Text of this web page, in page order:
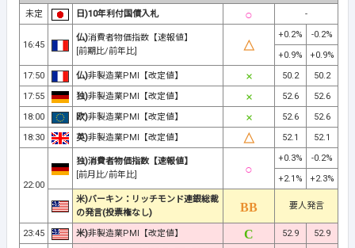
未定
日)10年利付国債入札 -
16:45
仏)消費者物価指数【速報値】
[前期比/前年比]
+0.2%
-0.2%
+0.9%
+0.9%
17:50
仏)非製造業PMI【改定値】 50.2
50.2
17:55
独)非製造業PMI【改定値】 52.6
52.6
18:00
欧)非製造業PMI【改定値】 52.6
52.6
18:30
英)非製造業PMI【改定値】 52.1 52.1
22:00
独)消費者物価指数【速報値】
[前月比/前年比]
+0.3%
-0.2%
+2.1%
+2.3%
米)バーキン：リッチモンド連銀総裁
の発言(投票権なし)
要人発言
23:45 米)非製造業PMI【改定値】 52.9 52.9